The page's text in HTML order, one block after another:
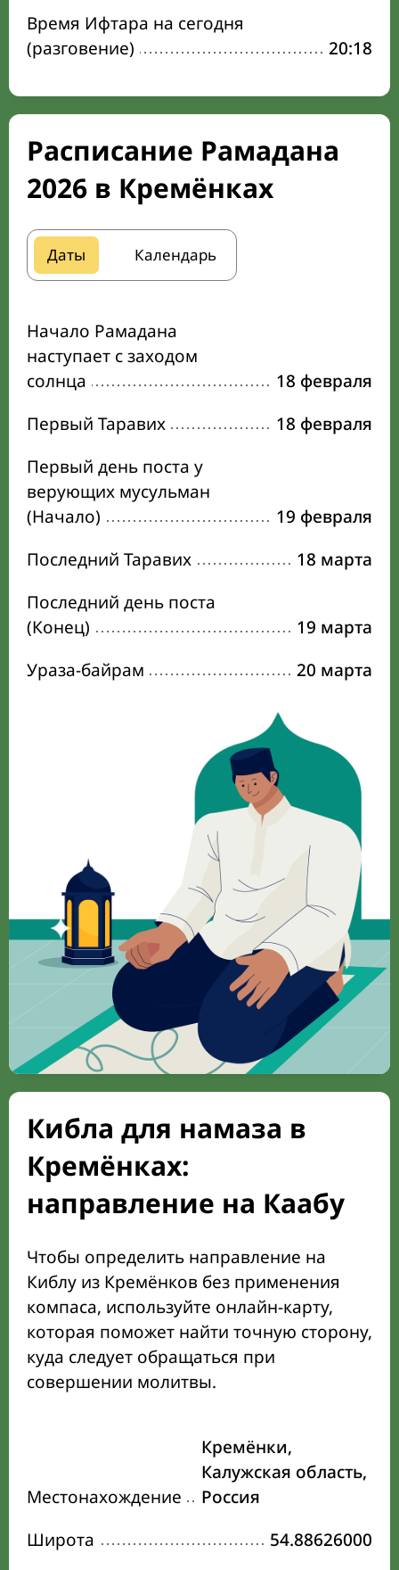
Время Ифтара на сегодня
(разговение)
20:18
Расписание Рамадана
2026 в Кремёнках
Даты Календарь
Начало Рамадана
наступает с заходом
солнца
18 февраля
Первый Таравих
18 февраля
Первый день поста у
верующих мусульман
(Начало)
19 февраля
Последний Таравих
18 марта
Последний день поста
(Конец)
19 марта
Ураза-байрам
20 марта
Кибла для намаза в
Кремёнках:
направление на Каабу
Чтобы определить направление на
Киблу из Кремёнков без применения
компаса, используйте онлайн-карту,
которая поможет найти точную сторону,
куда следует обращаться при
совершении молитвы.
Местонахождение
Кремёнки,
Калужская область,
Россия
Широта
54.88626000